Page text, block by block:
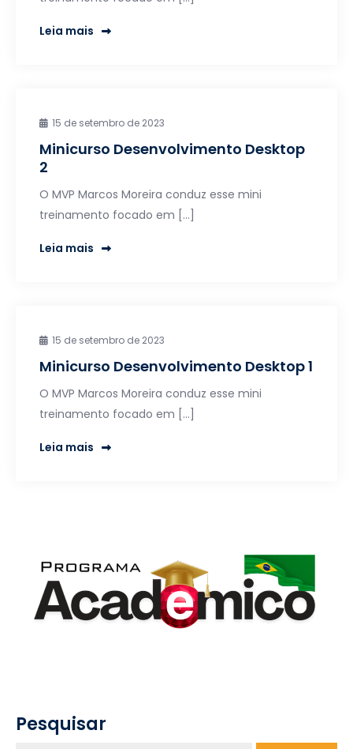
Leia mais
15 de setembro de 2023
Minicurso Desenvolvimento Desktop
2
O MVP Marcos Moreira conduz esse mini
treinamento focado em […]
Leia mais
15 de setembro de 2023
Minicurso Desenvolvimento Desktop 1
O MVP Marcos Moreira conduz esse mini
treinamento focado em […]
Leia mais
Pesquisar